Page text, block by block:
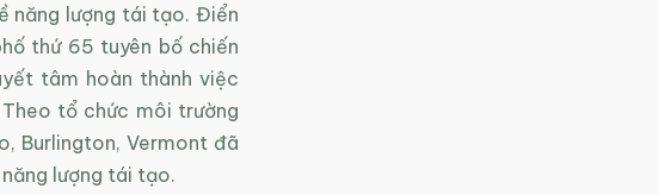
năng lượng tái tạo. Điển
thứ 65 tuyên bố chiến
tâm hoàn thành việc
tổ chức môi trường
Burlington, Vermont đã
lượng tái tạo.